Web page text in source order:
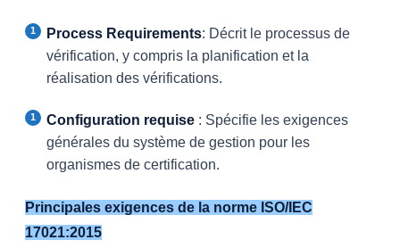
Process Requirements: Décrit le processus de
vérification, y compris la planification et la
réalisation des vérifications.
Configuration requise : Spécifie les exigences
générales du système de gestion pour les
organismes de certification.
Principales exigences de la norme ISO/IEC
17021:2015